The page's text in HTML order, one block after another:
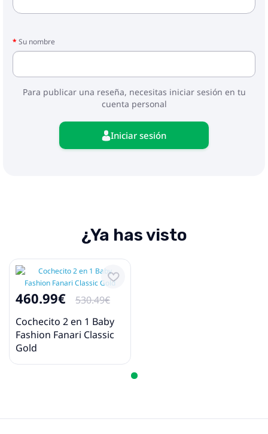
Su nombre
Para publicar una reseña, necesitas iniciar sesión en tu
cuenta personal
Iniciar sesión
¿Ya has visto
460.99€
530.49€
Cochecito 2 en 1 Baby
Fashion Fanari Classic
Gold